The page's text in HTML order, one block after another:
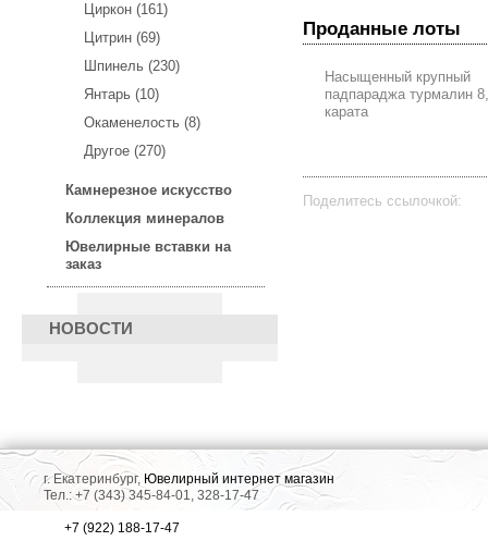
Циркон (161)
Цитрин (69)
Шпинель (230)
Янтарь (10)
Окаменелость (8)
Другое (270)
Камнерезное искусство
Коллекция минералов
Ювелирные вставки на
заказ
НОВОСТИ
Проданные лоты
Насыщенный крупный
падпараджа турмалин
карата
Поделитесь ссылочкой:
г. Екатеринбург, Ювелирный интернет магазин
Тел.: +7 (343) 345-84-01, 328-17-47
+7 (922) 188-17-47